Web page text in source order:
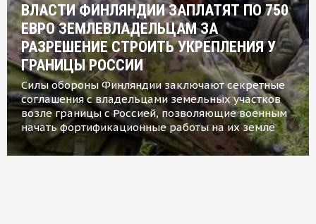
ВЛАСТИ ФИНЛЯНДИИ ЗАПЛАТЯТ ПО 750
ЕВРО ЗЕМЛЕВЛАДЕЛЬЦАМ ЗА
РАЗРЕШЕНИЕ СТРОИТЬ УКРЕПЛЕНИЯ У
ГРАНИЦЫ РОССИИ
Силы обороны Финляндии заключают секретные
соглашения с владельцами земельных участков
возле границы с Россией, позволяющие военным
начать фортификационные работы на их земле